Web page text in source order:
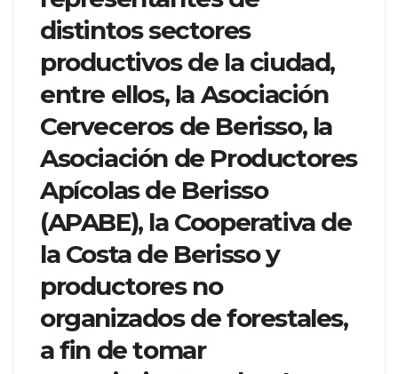
distintos sectores
productivos de la ciudad,
entre ellos, la Asociación
Cerveceros de Berisso, la
Asociación de Productores
Apícolas de Berisso
(APABE), la Cooperativa de
la Costa de Berisso y
productores no
organizados de forestales,
a fin de tomar